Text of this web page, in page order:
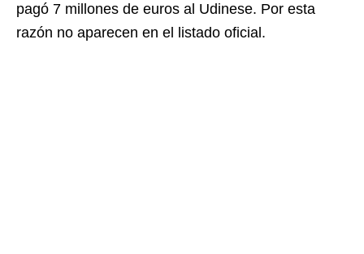
pagó 7 millones de euros al Udinese. Por esta
razón no aparecen en el listado oficial.